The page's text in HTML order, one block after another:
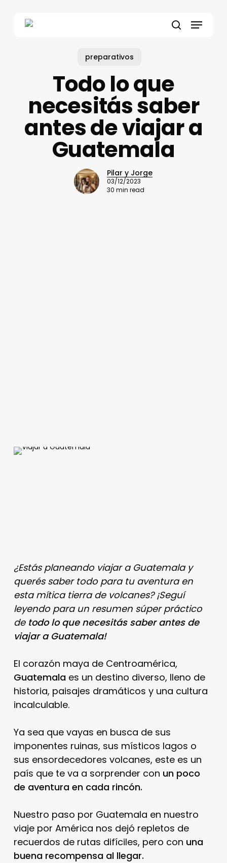
Menu
preparativos
Todo lo que
necesitás saber
antes de viajar a
Guatemala
Pilar y Jorge
03/12/2023
30 min read
¿Estás planeando viajar a Guatemala y
querés saber todo para tu aventura en
esta mítica tierra de volcanes? ¡Seguí
leyendo para un resumen súper práctico
de todo lo que necesitás saber antes de
viajar a Guatemala!
El corazón maya de Centroamérica,
Guatemalaes un destino diverso, lleno de
historia, paisajes dramáticos y una cultura
incalculable.
Ya sea que vayas en busca de sus
imponentes ruinas, sus místicos lagos o
sus ensordecedores volcanes, este es un
país que te va a sorprender con un poco
de aventura en cada rincón.
Nuestro paso por Guatemala en nuestro
viaje por América nos dejó repletos de
recuerdos de rutas difíciles, pero con una
buena recompensa al llegar.